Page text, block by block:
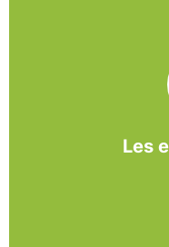
Les
paysager,
des interventions